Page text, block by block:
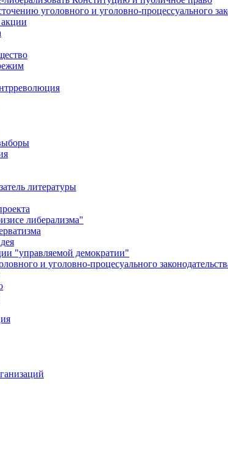
уголовного и уголовно-процессуального
литературы
либерализма"
"управляемой демократии"
и уголовно-процесуального